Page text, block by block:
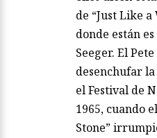
de “Just Like a
donde están
Seeger. El
desenchufar
el Festival de
1965, cuando
Stone”